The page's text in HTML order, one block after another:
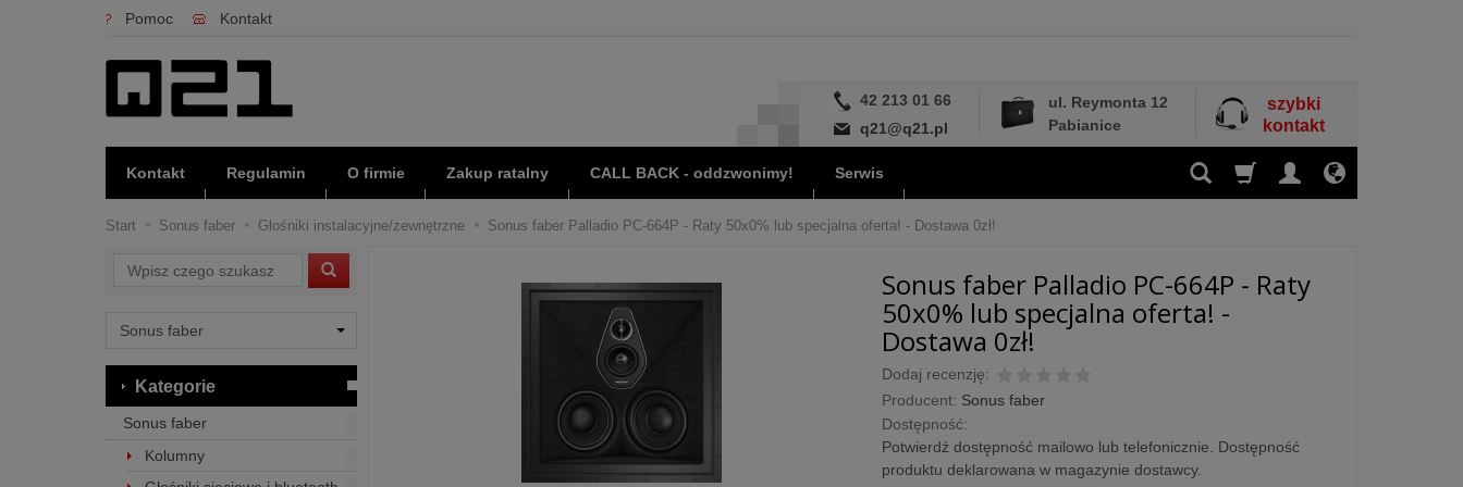
Pomoc Kontakt
42 213 01 66
q21@q21.pl
ul. Reymonta 12
Pabianice
szybki
kontakt
Kontakt Regulamin O firmie Zakup ratalny CALL BACK - oddzwonimy! Serwis
Start Sonus faber Głośniki instalacyjne/zewnętrzne Sonus faber Palladio PC-664P - Raty 50x0% lub specjalna oferta! - Dostawa 0zł!
Sonus faber Palladio PC-664P - Raty
50x0% lub specjalna oferta! -
Dostawa 0zł!
Dodaj recenzję:
Producent: Sonus faber
Dostępność:
Potwierdź dostępność mailowo lub telefonicznie. Dostępność
produktu deklarowana w magazynie dostawcy.
Wyszukaj
Kategorie
Sonus faber
Kolumny